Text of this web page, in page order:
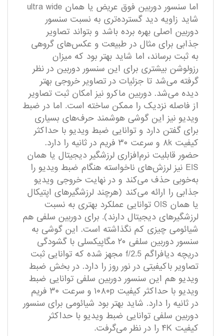
اما سنسور دوربین فوق عریض یا همان ultra wide
شاید زاویه دید گسترده‌تری به نسبت سنسور
دوربین اصلی بهره برده باشد و بتواند تصاویر
جذابی برای مثال در طبیعت و عکس‌های گروهی
به ثبت برساند، اما شاید بهتر بود که میزان
رزولوشن بیشتری برای این سنسور دوربین در نظر
گرفته می‌شد تا جزئیات در تصاویر خروجی بهتر
دیده می‌شد. دوربین ماکرو نیز امکان ثبت تصاویر
از فاصله نزدیک را ممکن ساخته است. اما در ضبط
ویدیو نیز این گوشی هوشمند حرف‌های بسیاری
برای گفتن دارد و توانایی ضبط ویدیو با حداکثر
کیفیت ۸k و سرعت ۳۰ فریم در ثانیه را دارد.
حضور قابلیت نرم‌افزاری لرزشگیر دیجیتال یا همان
EIS نیز لرزش‌های ناخواسته هنگام ضبط ویدیو را
به‌خوبی حذف می‌کند و در نهایت خروجی ویدیو
جذابی را ارائه می‌کند (هرچند لرزشگیر‌های اپتیکال
یا همان OIS توانایی عملکرد بهتری به نسبت
لرزشگیر‌های دیجیتال دارند). برای دوربین سلفی هم
شیائومی چیزی کم نگذاشته است. این گوشی به
سنسور دوربین سلفی ۲۰ مگاپیکسلی با گشودگی
دریچه دیافراگم f/2.5 مجهز شده که توانایی ثبت
تصاویر با‌کیفیتی در نور روز را دارد. در بخش ضبط
ویدیو هم این سنسور دوربین سلفی توانایی ضبط
ویدیو با حداکثر کیفیت ۱۰۸۰p و سرعت ۳۰ فریم
در ثانیه را دارد. شاید بهتر بود شیائومی برای سنسور
دوربین سلفی توانایی ضبط ویدیو با حداکثر
کیفیت ۴K را در نظر می‌گرفت.